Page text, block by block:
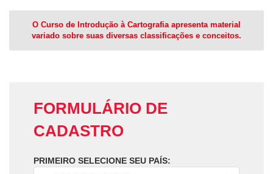
O Curso de Introdução à Cartografia apresenta material
variado sobre suas diversas classificações e conceitos.
FORMULÁRIO DE
CADASTRO
PRIMEIRO SELECIONE SEU PAÍS: